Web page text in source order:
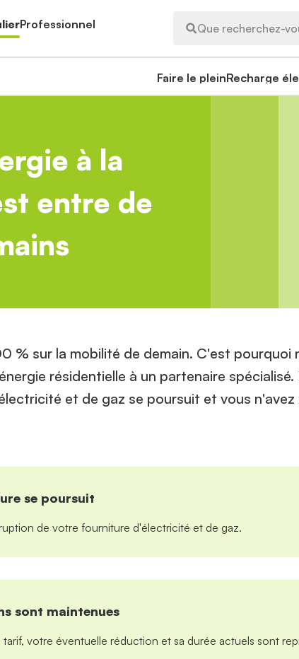
Professionnel Que recherchez-
Faire le pleinRecharge
à la
entre de
% sur la mobilité de demain. C'est pourquoi
résidentielle à un partenaire spécialisé.
et de gaz se poursuit et vous n'avez
se poursuit
de votre fourniture d'électricité et de gaz.
sont maintenues
votre éventuelle réduction et sa durée actuels sont